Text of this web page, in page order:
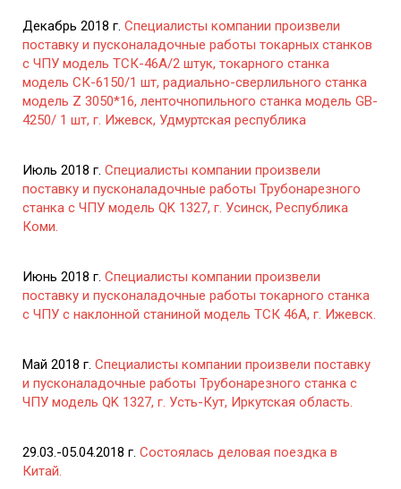
Декабрь 2018 г. Специалисты компании произвели
поставку и пусконаладочные работы токарных станков
с ЧПУ модель ТСК-46А/2 штук, токарного станка
модель СК-6150/1 шт, радиально-сверлильного станка
модель Z 3050*16, ленточнопильного станка модель GB-
4250/ 1 шт, г. Ижевск, Удмуртская республика
Июль 2018 г. Специалисты компании произвели
поставку и пусконаладочные работы Трубонарезного
станка с ЧПУ модель QK 1327, г. Усинск, Республика
Коми.
Июнь 2018 г. Специалисты компании произвели
поставку и пусконаладочные работы токарного станка
с ЧПУ с наклонной станиной модель ТСК 46А, г. Ижевск.
Май 2018 г. Специалисты компании произвели поставку
и пусконаладочные работы Трубонарезного станка с
ЧПУ модель QK 1327, г. Усть-Кут, Иркутская область.
29.03.-05.04.2018 г. Состоялась деловая поездка в
Китай.